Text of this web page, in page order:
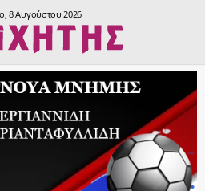
8 Αυγούστου 2026